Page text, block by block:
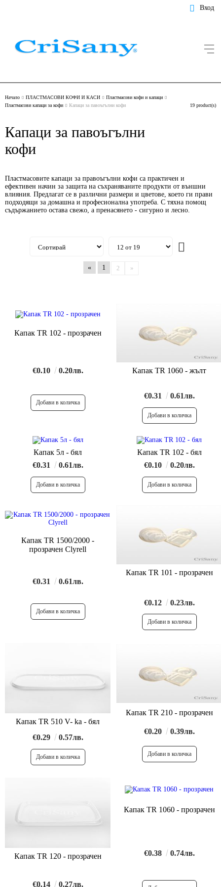
Вход
Начало ПЛАСТМАСОВИ КОФИ И КАСИ
Пластмасови кофи и капаци
Пластмасови капаци за кофи
Капаци за павоъгълни кофи 19 product(s)
Капаци за павоъгълни
кофи
Пластмасовите капаци за правоъгълни кофи са практичен и
ефективен начин за защита на съхраняваните продукти от външни
влияния. Предлагат се в различни размери и цветове, което ги прави
подходящи за домашна и професионална употреба. С тяхна помощ
съдържанието остава свежо, а пренасянето - сигурно и лесно.
« 1 2 »
Капак TR 102 - прозрачен
€0.10 0.20лв. Капак TR 1060 - жълт
€0.31 0.61лв.
Капак 5л - бял
€0.31
0.61лв.
Капак TR 102 - бял
€0.10
0.20лв.
Капак TR 1500/2000 -
прозрачен Clyrell
€0.31 0.61лв.
Капак TR 101 - прозрачен
€0.12 0.23лв.
Капак TR 510 V- ka - бял
€0.29
0.57лв.
Капак TR 210 - прозрачен
€0.20 0.39лв.
Капак TR 120 - прозрачен
€0.14 0.27лв.
Капак TR 1060 - прозрачен
€0.38 0.74лв.